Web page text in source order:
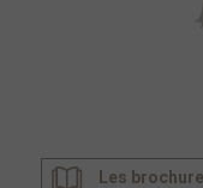
Les